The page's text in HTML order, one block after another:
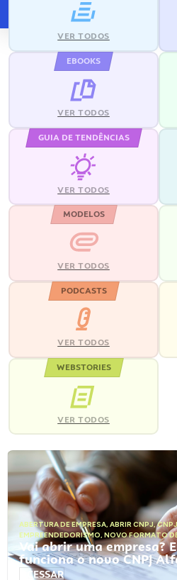
VER TODOS
EBOOKS
VER TODOS
GUIA DE TENDÊNCIAS
VER TODOS
MODELOS
VER TODOS
PODCASTS
VER TODOS
WEBSTORIES
VER TODOS
ABERTURA DE EMPRESA, ABRIR CNPJ,
EMPREENDEDORISMO, NOVO FORMATO
Vai abrir uma empresa?
funciona o novo CNPJ
ACESSAR